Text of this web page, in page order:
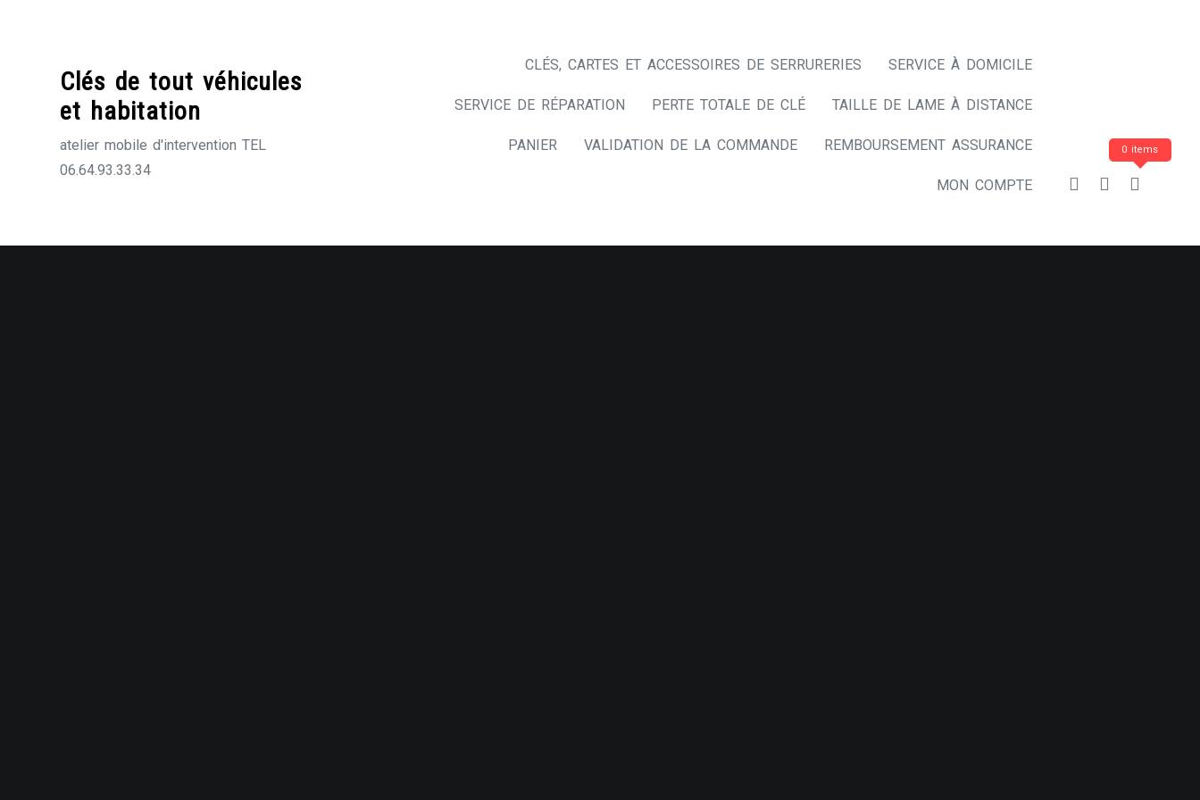
Clés de tout véhicules
et habitation
atelier mobile d'intervention TEL
06.64.93.33.34
CLÉS, CARTES ET ACCESSOIRES DE SERRURERIES SERVICE À DOMICILE
SERVICE DE RÉPARATION PERTE TOTALE DE CLÉ TAILLE DE LAME À DISTANCE
PANIER VALIDATION DE LA COMMANDE REMBOURSEMENT ASSURANCE
MON COMPTE
0 items